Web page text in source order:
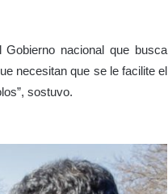
nacional que busca
necesitan que se le facilite el
sostuvo.